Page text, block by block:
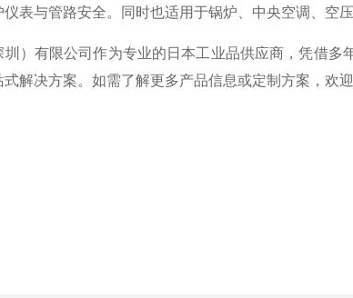
表与管路安全。同时也适用于锅炉、中央空调、空
圳）有限公司作为专业的日本工业品供应商，凭借
解决方案。如需了解更多产品信息或定制方案，欢迎